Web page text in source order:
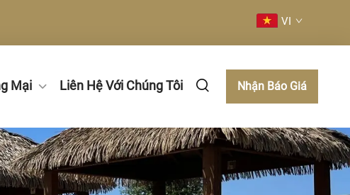
VI
Mại Liên Hệ Với Chúng Tôi Nhận Báo Giá